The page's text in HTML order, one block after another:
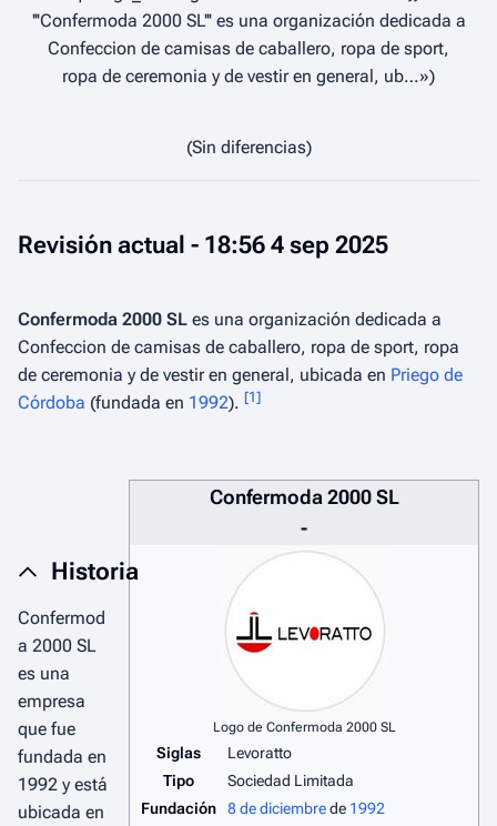
'''Confermoda 2000 SL''' es una organización dedicada a
Confeccion de camisas de caballero, ropa de sport,
ropa de ceremonia y de vestir en general, ub…»
(Sin diferencias)
Revisión actual - 18:56 4 sep 2025
Confermoda 2000 SL es una organización dedicada a
Confeccion de camisas de caballero, ropa de sport, ropa
de ceremonia y de vestir en general, ubicada en Priego de
Córdoba (fundada en 1992). [1]
Confermoda 2000 SL
-
Logo de Confermoda 2000 SL
Siglas
Levoratto
Tipo
Sociedad Limitada
Fundación
8 de diciembrede 1992
Historia
Confermod
a 2000 SL
es una
empresa
que fue
fundada en
1992 y está
ubicada en